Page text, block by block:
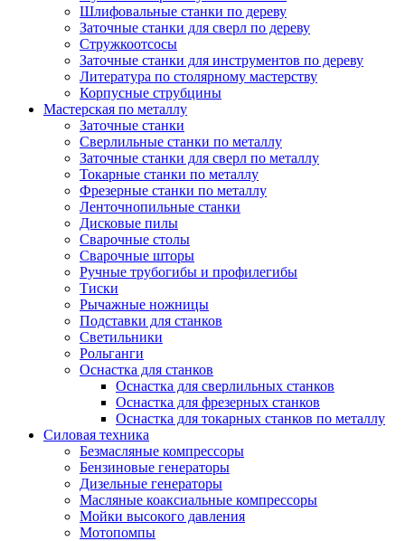
Шлифовальные станки по дереву
Заточные станки для сверл по дереву
Стружкоотсосы
Заточные станки для инструментов по дереву
Литература по столярному мастерству
Корпусные струбцины
Мастерская по металлу
Заточные станки
Сверлильные станки по металлу
Заточные станки для сверл по металлу
Токарные станки по металлу
Фрезерные станки по металлу
Ленточнопильные станки
Дисковые пилы
Сварочные столы
Сварочные шторы
Ручные трубогибы и профилегибы
Тиски
Рычажные ножницы
Подставки для станков
Светильники
Рольганги
Оснастка для станков
Оснастка для сверлильных станков
Оснастка для фрезерных станков
Оснастка для токарных станков по металлу
Силовая техника
Безмасляные компрессоры
Бензиновые генераторы
Дизельные генераторы
Масляные коаксиальные компрессоры
Мойки высокого давления
Мотопомпы